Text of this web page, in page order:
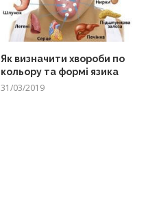
Як визначити хвороби по
кольору та формі язика
31/03/2019